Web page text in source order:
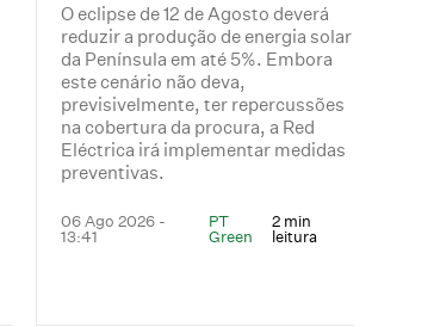
O eclipse de 12 de Agosto deverá
reduzir a produção de energia solar
da Península em até 5%. Embora
este cenário não deva,
previsivelmente, ter repercussões
na cobertura da procura, a Red
Eléctrica irá implementar medidas
preventivas.
06 Ago 2026 -
13:41
PT
Green
2 min
leitura